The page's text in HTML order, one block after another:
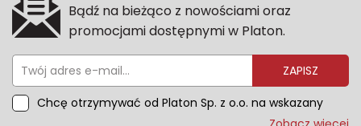
Bądź na bieżąco z nowościami oraz
promocjami dostępnymi w Platon.
ZAPISZ
Chcę otrzymywać od Platon Sp. z o.o. na wskazany
przeze mnie adres e-mail informacje marketingowe